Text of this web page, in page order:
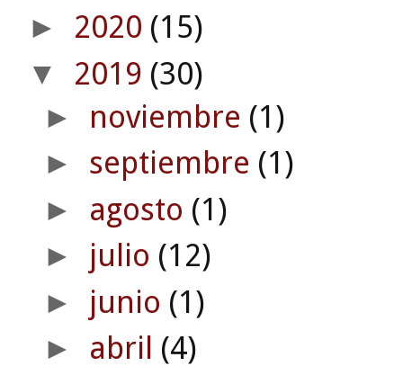
► 2020 (15)
▼ 2019 (30)
► noviembre (1)
► septiembre (1)
► agosto (1)
► julio (12)
► junio (1)
► abril (4)